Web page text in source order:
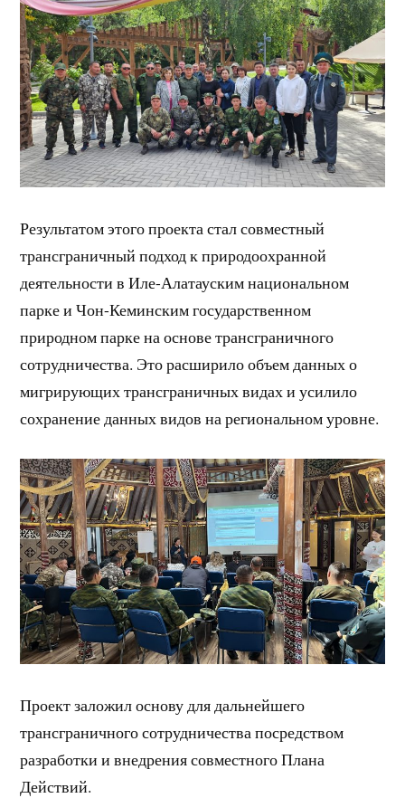
Результатом этого проекта стал совместный
трансграничный подход к природоохранной
деятельности в Иле-Алатауским национальном
парке и Чон-Кеминским государственном
природном парке на основе трансграничного
сотрудничества. Это расширило объем данных о
мигрирующих трансграничных видах и усилило
сохранение данных видов на региональном уровне.
Проект заложил основу для дальнейшего
трансграничного сотрудничества посредством
разработки и внедрения совместного Плана
Действий.